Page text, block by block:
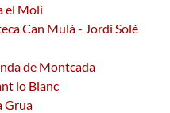
el Molí
Can Mulà - Jordi Solé
de Montcada
lo Blanc
Grua